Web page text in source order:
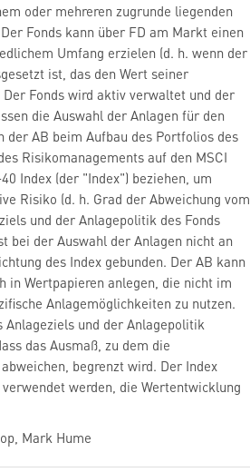
oder mehreren zugrunde liegenden
Fonds kann über FD am Markt einen
Umfang erzielen (d. h. wenn der
ist, das den Wert seiner
Fonds wird aktiv verwaltet und der
die Auswahl der Anlagen für den
der AB beim Aufbau des Portfolios des
Risikomanagements auf den MSCI
Index (der "Index") beziehen, um
Risiko (d. h. Grad der Abweichung vom
und der Anlagepolitik des Fonds
bei der Auswahl der Anlagen nicht an
des Index gebunden. Der AB kann
in Wertpapieren anlegen, die nicht im
Anlagemöglichkeiten zu nutzen.
und der Anlagepolitik
das Ausmaß, zu dem die
begrenzt wird. Der Index
werden, die Wertentwicklung
Mark Hume